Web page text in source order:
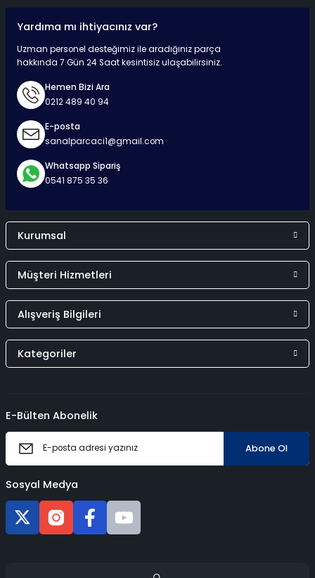
Surpriz Hediyeler
Yardıma mı ihtiyacınız var?
Uzman personel desteğimiz ile aradığınız parça
hakkında 7 Gün 24 Saat kesintisiz ulaşabilirsiniz.
Hemen Bizi Ara
0212 489 40 94
E-posta
sanalparcaci1@gmail.com
Whatsapp Sipariş
0541 875 35 36
Kurumsal
Müşteri Hizmetleri
Alışveriş Bilgileri
Kategoriler
E-Bülten Abonelik
Abone Ol
Sosyal Medya